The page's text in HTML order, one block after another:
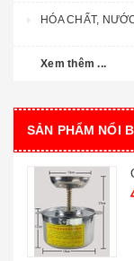
HÓA CHẤT,
Xem thêm ...
SẢN PHẨM NỔI